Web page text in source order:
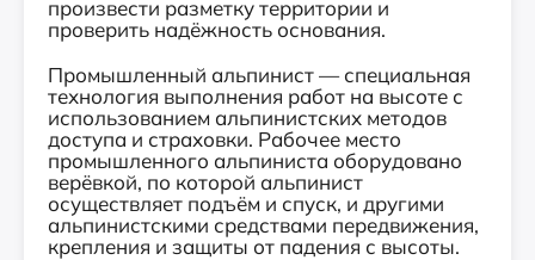
произвести разметку территории и
проверить надёжность основания.
Промышленный альпинист — специальная
технология выполнения работ на высоте с
использованием альпинистских методов
доступа и страховки. Рабочее место
промышленного альпиниста оборудовано
верёвкой, по которой альпинист
осуществляет подъём и спуск, и другими
альпинистскими средствами передвижения,
крепления и защиты от падения с высоты.